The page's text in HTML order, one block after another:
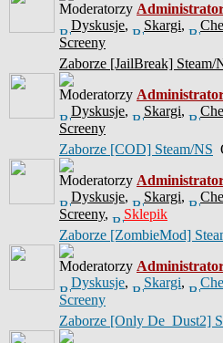
Moderatorzy
Dyskusje, Skargi,
Screeny
Zaborze [JailBreak] Steam/
Moderatorzy
Dyskusje, Skargi,
Screeny
Zaborze [COD] Steam/NS
Moderatorzy
Dyskusje, Skargi,
Screeny,
Sklepik
Zaborze [ZombieMod]
Moderatorzy
Dyskusje, Skargi,
Screeny
Zaborze [Only De_Dust2]